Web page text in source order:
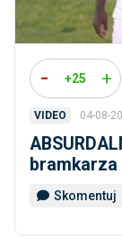
- +25 +
VIDEO 04-08-
bramkarza
Skomentuj